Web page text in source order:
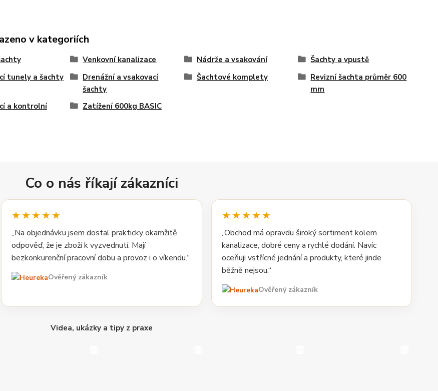
v kategoriích
Venkovní kanalizace Nádrže a vsakování
Šachty a vpustě
tunely a šachty
Drenážní a vsakovací
šachty
Šachtové komplety
Revizní šachta průměr 600
mm
a kontrolní
Zatížení 600kg BASIC
Co o nás říkají zákazníci
★★★★★
„Na objednávku jsem dostal prakticky okamžitě
odpověď, že je zboží k vyzvednutí. Mají
bezkonkurenční pracovní dobu a provoz i o víkendu.“
Ověřený zákazník
★★★★★
„Obchod má opravdu široký sortiment kolem
kanalizace, dobré ceny a rychlé dodání. Navíc
oceňuji vstřícné jednání a produkty, které jinde
běžně nejsou.“
Ověřený zákazník
Videa, ukázky a tipy z praxe